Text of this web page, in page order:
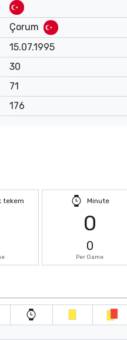
Çorum
15.07.1995
30
71
176
tekem Minute
0
0
Per Game